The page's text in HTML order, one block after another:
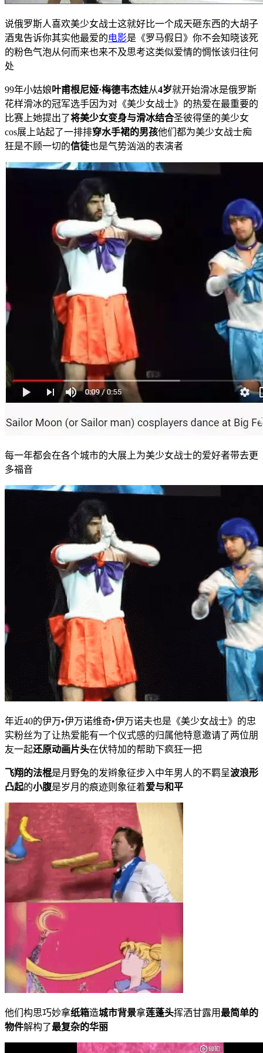
说俄罗斯人喜欢美少女战士这就好比一个成天砸东西的大胡子
酒鬼告诉你其实他最爱的电影是《罗马假日》你不会知晓该死
的粉色气泡从何而来也来不及思考这类似爱情的惆怅该归往何
处
99年小姑娘叶甫根尼娅·梅德韦杰娃从4岁就开始滑冰是俄罗斯
花样滑冰的冠军选手因为对《美少女战士》的热爱在最重要的
比赛上她提出了将美少女变身与滑冰结合圣彼得堡的美少女
cos展上站起了一排排穿水手裙的男孩他们都为美少女战士痴
狂是不顾一切的信徒也是气势汹汹的表演者
每一年都会在各个城市的大展上为美少女战士的爱好者带去更
多福音
年近40的伊万•伊万诺维奇•伊万诺夫也是《美少女战士》的忠
实粉丝为了让热爱能有一个仪式感的归属他特意邀请了两位朋
友一起还原动画片头在伏特加的帮助下疯狂一把
飞翔的法棍是月野兔的发辫象征步入中年男人的不羁呈波浪形
凸起的小腹是岁月的痕迹则象征着爱与和平
他们构思巧妙拿纸箱造城市背景拿莲蓬头挥洒甘露用最简单的
物件解构了最复杂的华丽